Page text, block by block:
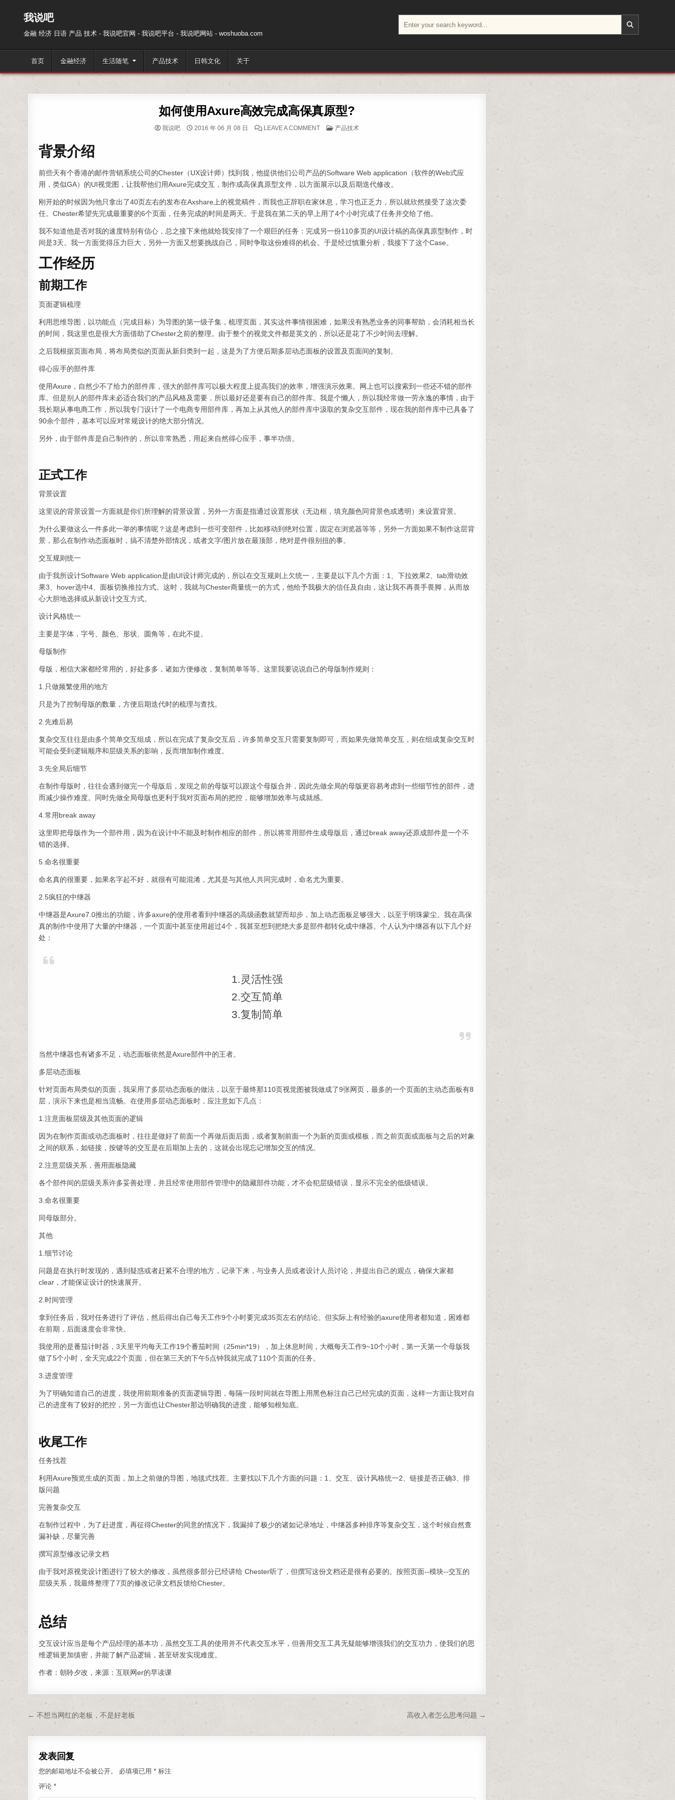
我说吧
金融 经济 日语 产品 技术 - 我说吧官网 - 我说吧平台 - 我说吧网站 - woshuoba.com
首页 金融经济 生活随笔 产品技术 日韩文化 关于
如何使用Axure高效完成高保真原型?
我说吧 2016 年 06 月 08 日 LEAVE A COMMENTON 如何使用AXURE高效完成高保真原型?
POSTED IN
产品技术
背景介绍
前些天有个香港的邮件营销系统公司的Chester（UX设计师）找到我，他提供他们公司产品的Software Web application（软件的Web式应
用，类似GA）的UI视觉图，让我帮他们用Axure完成交互，制作成高保真原型文件，以方面展示以及后期迭代修改。
刚开始的时候因为他只拿出了40页左右的发布在Axshare上的视觉稿件，而我也正辞职在家休息，学习也正乏力，所以就欣然接受了这次委
任。Chester希望先完成最重要的6个页面，任务完成的时间是两天。于是我在第二天的早上用了4个小时完成了任务并交给了他。
我不知道他是否对我的速度特别有信心，总之接下来他就给我安排了一个艰巨的任务：完成另一份110多页的UI设计稿的高保真原型制作，时
间是3天。我一方面觉得压力巨大，另外一方面又想要挑战自己，同时争取这份难得的机会。于是经过慎重分析，我接下了这个Case。
工作经历
前期工作
页面逻辑梳理
利用思维导图，以功能点（完成目标）为导图的第一级子集，梳理页面，其实这件事情很困难，如果没有熟悉业务的同事帮助，会消耗相当长
的时间，我这里也是很大方面借助了Chester之前的整理。由于整个的视觉文件都是英文的，所以还是花了不少时间去理解。
之后我根据页面布局，将布局类似的页面从新归类到一起，这是为了方便后期多层动态面板的设置及页面间的复制。
得心应手的部件库
使用Axure，自然少不了给力的部件库，强大的部件库可以极大程度上提高我们的效率，增强演示效果。网上也可以搜索到一些还不错的部件
库。但是别人的部件库未必适合我们的产品风格及需要，所以最好还是要有自己的部件库。我是个懒人，所以我经常做一劳永逸的事情，由于
我长期从事电商工作，所以我专门设计了一个电商专用部件库，再加上从其他人的部件库中汲取的复杂交互部件，现在我的部件库中已具备了
90余个部件，基本可以应对常规设计的绝大部分情况。
另外，由于部件库是自己制作的，所以非常熟悉，用起来自然得心应手，事半功倍。
正式工作
背景设置
这里说的背景设置一方面就是你们所理解的背景设置，另外一方面是指通过设置形状（无边框，填充颜色同背景色或透明）来设置背景。
为什么要做这么一件多此一举的事情呢？这是考虑到一些可变部件，比如移动到绝对位置，固定在浏览器等等，另外一方面如果不制作这层背
景，那么在制作动态面板时，搞不清楚外部情况，或者文字/图片放在最顶部，绝对是件很别扭的事。
交互规则统一
由于我所设计Software Web application是由UI设计师完成的，所以在交互规则上欠统一，主要是以下几个方面：1、下拉效果2、tab滑动效
果3、hover选中4、面板切换推拉方式。这时，我就与Chester商量统一的方式，他给予我极大的信任及自由，这让我不再畏手畏脚，从而放
心大胆地选择或从新设计交互方式。
设计风格统一
主要是字体，字号、颜色、形状、圆角等，在此不提。
母版制作
母版，相信大家都经常用的，好处多多，诸如方便修改，复制简单等等。这里我要说说自己的母版制作规则：
1.只做频繁使用的地方
只是为了控制母版的数量，方便后期迭代时的梳理与查找。
2.先难后易
复杂交互往往是由多个简单交互组成，所以在完成了复杂交互后，许多简单交互只需要复制即可，而如果先做简单交互，则在组成复杂交互时
可能会受到逻辑顺序和层级关系的影响，反而增加制作难度。
3.先全局后细节
在制作母版时，往往会遇到做完一个母版后，发现之前的母版可以跟这个母版合并，因此先做全局的母版更容易考虑到一些细节性的部件，进
而减少操作难度。同时先做全局母版也更利于我对页面布局的把控，能够增加效率与成就感。
4.常用break away
这里即把母版作为一个部件用，因为在设计中不能及时制作相应的部件，所以将常用部件生成母版后，通过break away还原成部件是一个不
错的选择。
5.命名很重要
命名真的很重要，如果名字起不好，就很有可能混淆，尤其是与其他人共同完成时，命名尤为重要。
2.5疯狂的中继器
中继器是Axure7.0推出的功能，许多axure的使用者看到中继器的高级函数就望而却步，加上动态面板足够强大，以至于明珠蒙尘。我在高保
真的制作中使用了大量的中继器，一个页面中甚至使用超过4个，我甚至想到把绝大多是部件都转化成中继器。个人认为中继器有以下几个好
处：
1.灵活性强
2.交互简单
3.复制简单
当然中继器也有诸多不足，动态面板依然是Axure部件中的王者。
多层动态面板
针对页面布局类似的页面，我采用了多层动态面板的做法，以至于最终那110页视觉图被我做成了9张网页，最多的一个页面的主动态面板有8
层，演示下来也是相当流畅。在使用多层动态面板时，应注意如下几点：
1.注意面板层级及其他页面的逻辑
因为在制作页面或动态面板时，往往是做好了前面一个再做后面后面，或者复制前面一个为新的页面或模板，而之前页面或面板与之后的对象
之间的联系，如链接，按键等的交互是在后期加上去的，这就会出现忘记增加交互的情况。
2.注意层级关系，善用面板隐藏
各个部件间的层级关系许多妥善处理，并且经常使用部件管理中的隐藏部件功能，才不会犯层级错误，显示不完全的低级错误。
3.命名很重要
同母版部分。
其他
1.细节讨论
问题是在执行时发现的，遇到疑惑或者赶紧不合理的地方，记录下来，与业务人员或者设计人员讨论，并提出自己的观点，确保大家都
clear，才能保证设计的快速展开。
2.时间管理
拿到任务后，我对任务进行了评估，然后得出自己每天工作9个小时要完成35页左右的结论。但实际上有经验的axure使用者都知道，困难都
在前期，后面速度会非常快。
我使用的是番茄计时器，3天里平均每天工作19个番茄时间（25min*19），加上休息时间，大概每天工作9~10个小时，第一天第一个母版我
做了5个小时，全天完成22个页面，但在第三天的下午5点钟我就完成了110个页面的任务。
3.进度管理
为了明确知道自己的进度，我使用前期准备的页面逻辑导图，每隔一段时间就在导图上用黑色标注自己已经完成的页面，这样一方面让我对自
己的进度有了较好的把控，另一方面也让Chester那边明确我的进度，能够知根知底。
收尾工作
任务找茬
利用Axure预览生成的页面，加上之前做的导图，地毯式找茬。主要找以下几个方面的问题：1、交互、设计风格统一2、链接是否正确3、排
版问题
完善复杂交互
在制作过程中，为了赶进度，再征得Chester的同意的情况下，我漏掉了极少的诸如记录地址，中继器多种排序等复杂交互，这个时候自然查
漏补缺，尽量完善
撰写原型修改记录文档
由于我对原视觉设计图进行了较大的修改，虽然很多部分已经讲给 Chester听了，但撰写这份文档还是很有必要的。按照页面--模块--交互的
层级关系，我最终整理了7页的修改记录文档反馈给Chester。
总结
交互设计应当是每个产品经理的基本功，虽然交互工具的使用并不代表交互水平，但善用交互工具无疑能够增强我们的交互功力，使我们的思
维逻辑更加缜密，并能了解产品逻辑，甚至研发实现难度。
作者：朝聆夕改，来源：互联网er的早读课
文章导航 高收入者怎么思考问题 →
← 不想当网红的老板，不是好老板
发表回复
您的邮箱地址不会被公开。 必填项已用* 标注
评论*